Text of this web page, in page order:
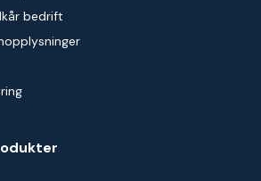
bedrift